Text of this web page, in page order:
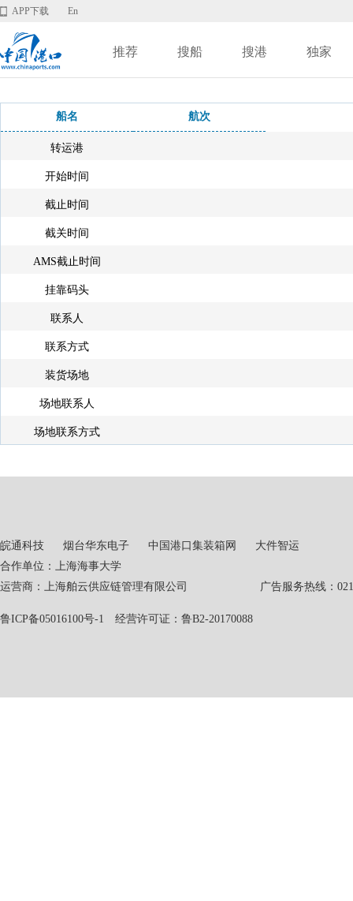
APP下载 En
推荐 搜船 搜港 独家
船名 航次
转运港
开始时间
截止时间
截关时间
AMS截止时间
挂靠码头
联系人
联系方式
装货场地
场地联系人
场地联系方式
皖通科技 烟台华东电子 中国港口集装箱网
大件智运
合作单位：上海海事大学
运营商：上海舶云供应链管理有限公司 广告服务热线：021-
鲁ICP备05016100号-1 经营许可证：鲁B2-20170088